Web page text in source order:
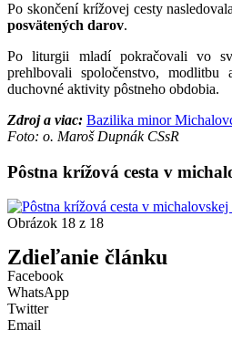
Po skončení krížovej cesty
posvätených darov.
Po liturgii mladí pokračovali vo
prehlbovali spoločenstvo,
duchovné aktivity pôstneho obdobia.
Zdroj a viac: Bazilika minor
Foto: o. Maroš Dupnák CSsR
Pôstna krížová cesta v
Obrázok 18 z 18
Zdieľanie článku
Facebook
WhatsApp
Twitter
Email